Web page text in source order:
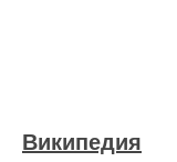
Википедия